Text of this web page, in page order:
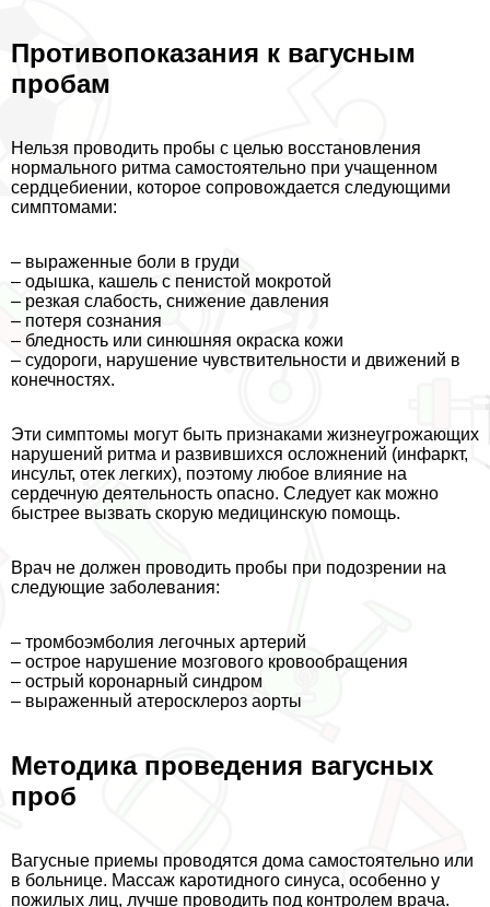
Противопоказания к вагусным
пробам
Нельзя проводить пробы с целью восстановления
нормального ритма самостоятельно при учащенном
сердцебиении, которое сопровождается следующими
симптомами:
– выраженные боли в гpyди
– одышка, кашель с пeниcтой мокротой
– резкая слабость, снижение давления
– потеря сознания
– бледность или синюшняя окраска кожи
– судороги, нарушение чувствительности и движений в
конечностях.
Эти симптомы могут быть признаками жизнеугрожающих
нарушений ритма и развившихся осложнений (инфаркт,
инсульт, отек легких), поэтому любое влияние на
сердечную деятельность опасно. Следует как можно
быстрее вызвать скорую медицинскую помощь.
Врач не должен проводить пробы при подозрении на
следующие заболевания:
– тромбоэмболия легочных артерий
– острое нарушение мозгового кровообращения
– острый коронарный синдром
– выраженный атеросклероз аорты
Методика проведения вагусных
проб
Вагусные приемы проводятся дома самостоятельно или
в больнице. Массаж каротидного синуса, особенно у
пожилых лиц, лучше проводить под контролем врача.